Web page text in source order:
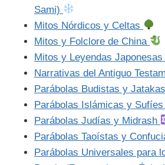
Sami)
Mitos Nórdicos y Celtas
Mitos y Folclore de China
Mitos y Leyendas Japonesas
Narrativas del Antiguo
Parábolas Budistas y Jatakas
Parábolas Islámicas y Sufíes
Parábolas Judías y Midrash
Parábolas Taoístas y
Parábolas Universales para